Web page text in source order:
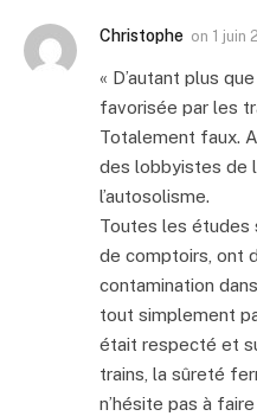
Christophe on 1 juin
« D’autant plus
favorisée par les
Totalement faux.
des lobbyistes de
l’autosolisme.
Toutes les études
de comptoirs, ont
contamination
tout simplement
était respecté et
trains, la sûreté
n’hésite pas à